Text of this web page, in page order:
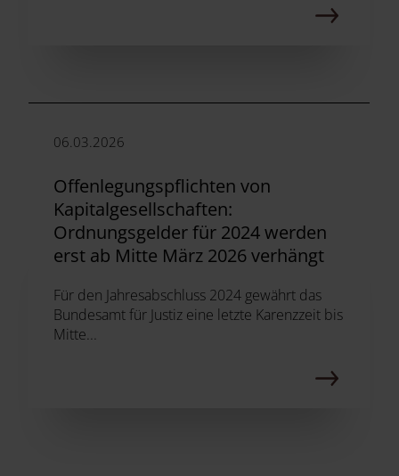
06.03.2026
Offenlegungspflichten von
Kapitalgesellschaften:
Ordnungsgelder für 2024 werden
erst ab Mitte März 2026 verhängt
Für den Jahresabschluss 2024 gewährt das
Bundesamt für Justiz eine letzte Karenzzeit bis
Mitte...